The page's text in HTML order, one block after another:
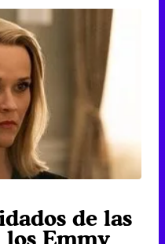
de las
los Emmy